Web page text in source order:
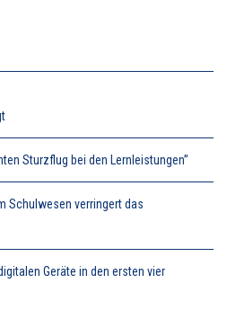
Sturzflug bei den Lernleistungen”
Schulwesen verringert das
Geräte in den ersten vier